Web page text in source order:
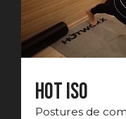
HOT ISO
Postures de